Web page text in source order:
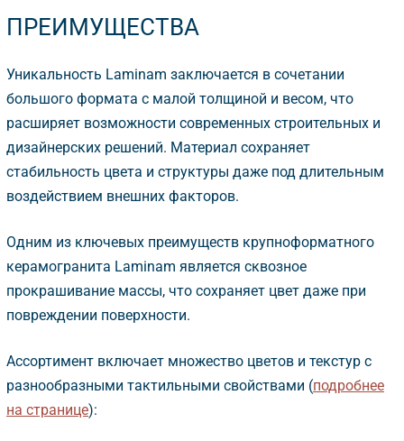
ПРЕИМУЩЕСТВА
Уникальность Laminam заключается в сочетании
ольшого формата с малой толщиной и весом, что
расширяет возможности современных строительных и
дизайнерских решений. Материал сохраняет
стабильность цвета и структуры даже под длительным
оздействием внешних факторов.
Одним из ключевых преимуществ крупноформатного
керамогранита Laminam является сквозное
прокрашивание массы, что сохраняет цвет даже при
повреждении поверхности.
Ассортимент включает множество цветов и текстур с
разнообразными тактильными свойствами (подробнее
на странице):